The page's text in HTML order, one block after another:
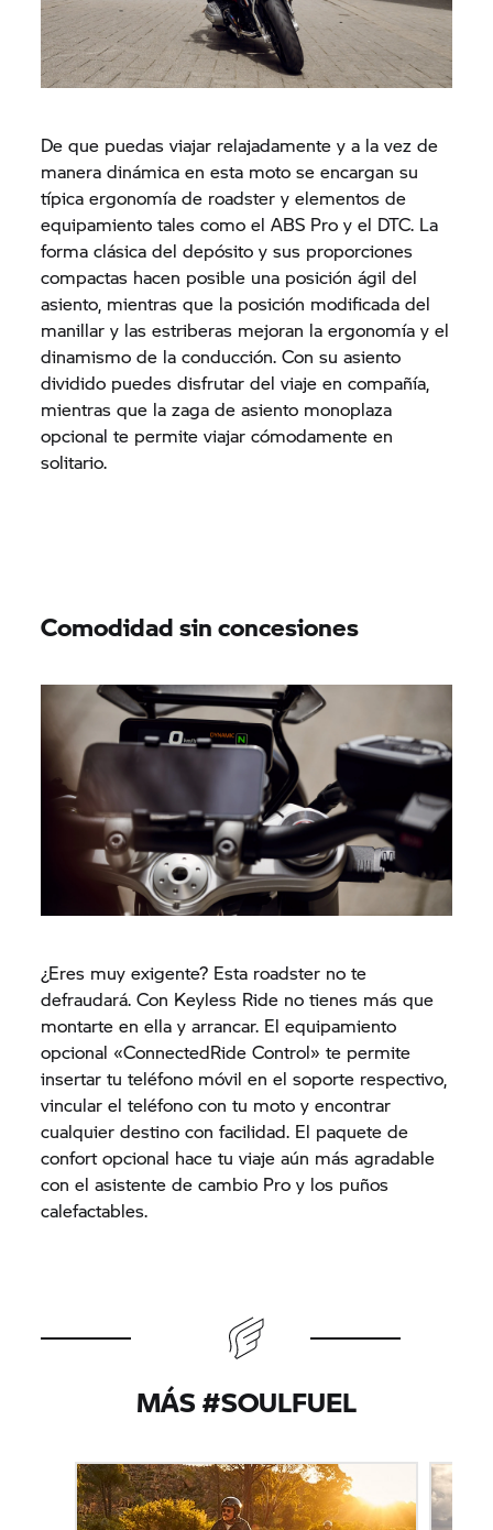
De que puedas viajar relajadamente y a la vez de
manera dinámica en esta moto se encargan su
típica ergonomía de roadster y elementos de
equipamiento tales como el ABS Pro y el DTC. La
forma clásica del depósito y sus proporciones
compactas hacen posible una posición ágil del
asiento, mientras que la posición modificada del
manillar y las estriberas mejoran la ergonomía y el
dinamismo de la conducción. Con su asiento
dividido puedes disfrutar del viaje en compañía,
mientras que la zaga de asiento monoplaza
opcional te permite viajar cómodamente en
solitario.
Comodidad sin concesiones
¿Eres muy exigente? Esta roadster no te
defraudará. Con Keyless Ride no tienes más que
montarte en ella y arrancar. El equipamiento
opcional «ConnectedRide Control» te permite
insertar tu teléfono móvil en el soporte respectivo,
vincular el teléfono con tu moto y encontrar
cualquier destino con facilidad. El paquete de
confort opcional hace tu viaje aún más agradable
con el asistente de cambio Pro y los puños
calefactables.
MÁS #SOULFUEL